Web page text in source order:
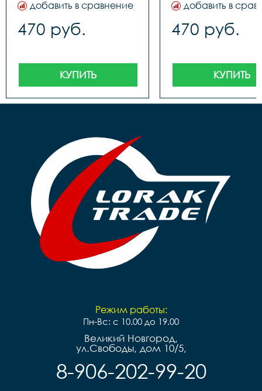
добавить в сравнение
470 руб.
КУПИТЬ
добавить в
470 руб.
КУПИТЬ
Режим работы:
Пн-Вс: с 10.00 до 19.00
Великий Новгород,
ул.Свободы, дом 10/5,
8-906-202-99-20